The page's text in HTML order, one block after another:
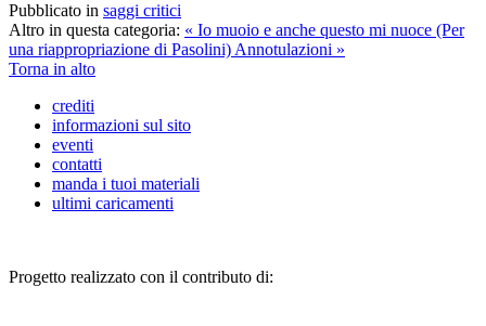
Pubblicato in saggi critici
Altro in questa categoria: « Io muoio e anche questo mi nuoce (Per
una riappropriazione di Pasolini) Annotulazioni »
Torna in alto
crediti
informazioni sul sito
eventi
contatti
manda i tuoi materiali
ultimi caricamenti
Progetto realizzato con il contributo di: